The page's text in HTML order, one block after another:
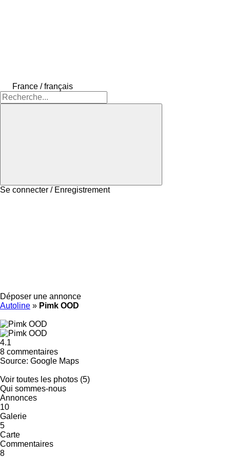
France / français
Se connecter / Enregistrement
Déposer une annonce
Autoline » Pimk OOD
4.1
8 commentaires
Source: Google Maps
Voir toutes les photos (5)
Qui sommes-nous
Annonces
10
Galerie
5
Carte
Commentaires
8